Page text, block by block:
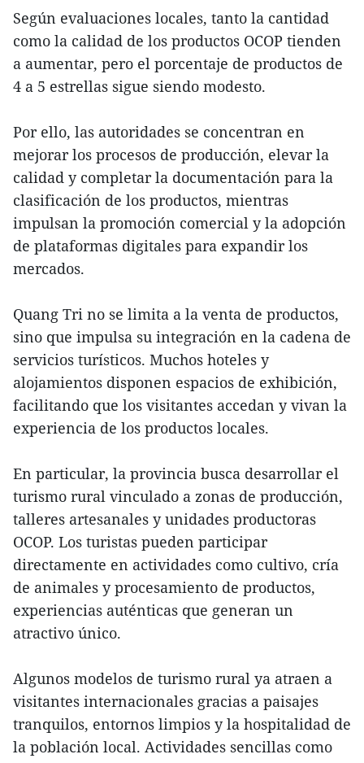
Según evaluaciones locales, tanto la cantidad
como la calidad de los productos OCOP tienden
a aumentar, pero el porcentaje de productos de
4 a 5 estrellas sigue siendo modesto.
Por ello, las autoridades se concentran en
mejorar los procesos de producción, elevar la
calidad y completar la documentación para la
clasificación de los productos, mientras
impulsan la promoción comercial y la adopción
de plataformas digitales para expandir los
mercados.
Quang Tri no se limita a la venta de productos,
sino que impulsa su integración en la cadena de
servicios turísticos. Muchos hoteles y
alojamientos disponen espacios de exhibición,
facilitando que los visitantes accedan y vivan la
experiencia de los productos locales.
En particular, la provincia busca desarrollar el
turismo rural vinculado a zonas de producción,
talleres artesanales y unidades productoras
OCOP. Los turistas pueden participar
directamente en actividades como cultivo, cría
de animales y procesamiento de productos,
experiencias auténticas que generan un
atractivo único.
Algunos modelos de turismo rural ya atraen a
visitantes internacionales gracias a paisajes
tranquilos, entornos limpios y la hospitalidad de
la población local. Actividades sencillas como